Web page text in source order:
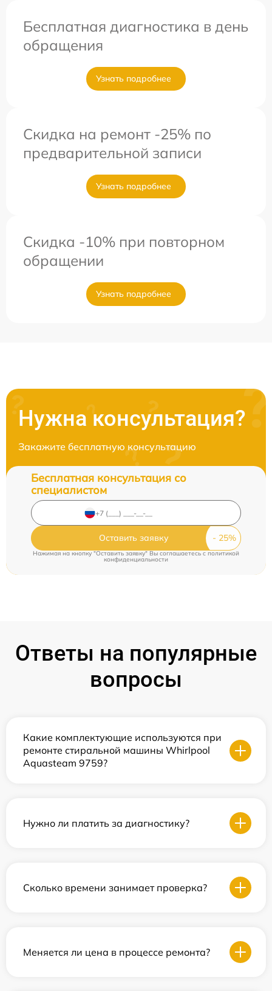
Бесплатная диагностика в день
обращения
Узнать подробнее
Скидка на ремонт -25% по
предварительной записи
Узнать подробнее
Скидка -10% при повторном
обращении
Узнать подробнее
Нужна консультация?
Закажите бесплатную консультацию
Бесплатная консультация со
специалистом
Оставить заявку
Нажимая на кнопку "Оставить заявку" Вы соглашаетесь c политикой
конфиденциальности
Ответы на популярные
вопросы
Какие комплектующие используются при
ремонте стиральной машины Whirlpool
Aquasteam 9759?
Нужно ли платить за диагностику?
Сколько времени занимает проверка?
Меняется ли цена в процессе ремонта?